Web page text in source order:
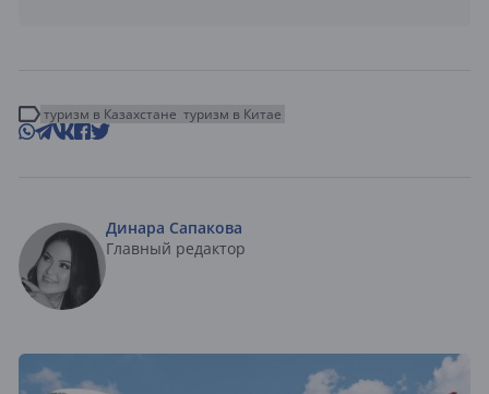
туризм в Казахстане туризм в Китае
Динара Сапакова
Главный редактор